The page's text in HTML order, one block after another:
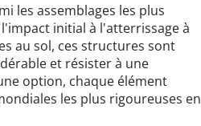
les assemblages les plus
initial à l'atterrissage à
au sol, ces structures sont
et résister à une
option, chaque élément
les plus rigoureuses en